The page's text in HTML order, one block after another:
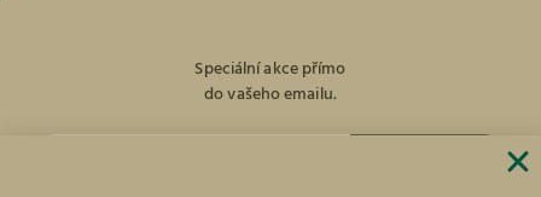
Speciální akce přímo
do vašeho emailu.